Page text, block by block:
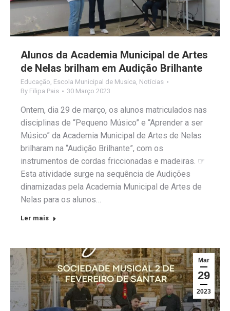
Alunos da Academia Municipal de Artes
de Nelas brilham em Audição Brilhante
Educação, Escola Municipal de Musica, Notícias
By Filipa Pais 30 Março 2023
Ontem, dia 29 de março, os alunos matriculados nas
disciplinas de “Pequeno Músico” e “Aprender a ser
Músico” da Academia Municipal de Artes de Nelas
brilharam na “Audição Brilhante”, com os
instrumentos de cordas friccionadas e madeiras. ☞
Esta atividade surge na sequência de Audições
dinamizadas pela Academia Municipal de Artes de
Nelas para os alunos…
Ler mais
Mar
29
2023